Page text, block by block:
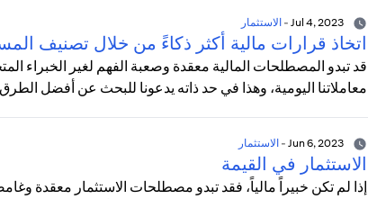
Jul 4, 2023
-الاستثمار
اتخاذ قرارات مالية أكثر ذكاءً من خلال تصنيف
قد تبدو المصطلحات المالية معقدة وصعبة الفهم لغير الخبراء
معاملاتنا اليومية، وهذا في حد ذاته يدعونا للبحث عن أفضل
Jun 6, 2023
-الاستثمار
الاستثمار في القيمة
إذا لم تكن خبيراً مالياً، فقد تبدو مصطلحات الاستثمار معقدة